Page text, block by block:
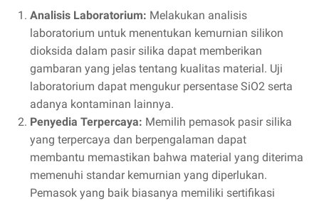
Analisis Laboratorium: Melakukan analisis
laboratorium untuk menentukan kemurnian silikon
dioksida dalam pasir silika dapat memberikan
gambaran yang jelas tentang kualitas material. Uji
laboratorium dapat mengukur persentase SiO2 serta
adanya kontaminan lainnya.
Penyedia Terpercaya: Memilih pemasok pasir silika
yang terpercaya dan berpengalaman dapat
membantu memastikan bahwa material yang diterima
memenuhi standar kemurnian yang diperlukan.
Pemasok yang baik biasanya memiliki sertifikasi